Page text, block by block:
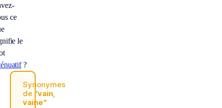
ce
le
?
Synonymes
de “vain,
vaine“